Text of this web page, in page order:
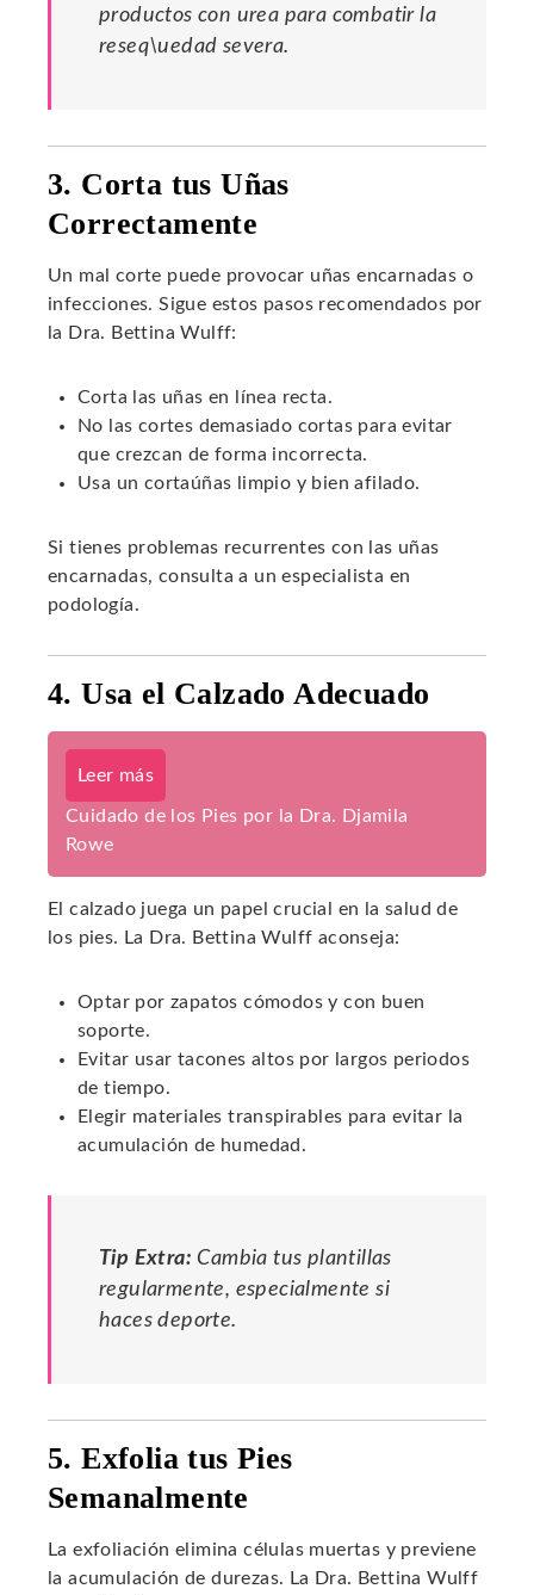
productos con urea para combatir la
reseq\uedad severa.
3. Corta tus Uñas
Correctamente
Un mal corte puede provocar uñas encarnadas o
infecciones. Sigue estos pasos recomendados por
la Dra. Bettina Wulff:
Corta las uñas en línea recta.
No las cortes demasiado cortas para evitar
que crezcan de forma incorrecta.
Usa un cortaúñas limpio y bien afilado.
Si tienes problemas recurrentes con las uñas
encarnadas, consulta a un especialista en
podología.
4. Usa el Calzado Adecuado
Leer más
Cuidado de los Pies por la Dra. Djamila
Rowe
El calzado juega un papel crucial en la salud de
los pies. La Dra. Bettina Wulff aconseja:
Optar por zapatos cómodos y con buen
soporte.
Evitar usar tacones altos por largos periodos
de tiempo.
Elegir materiales transpirables para evitar la
acumulación de humedad.
Tip Extra: Cambia tus plantillas
regularmente, especialmente si
haces deporte.
5. Exfolia tus Pies
Semanalmente
La exfoliación elimina células muertas y previene
la acumulación de durezas. La Dra. Bettina Wulff